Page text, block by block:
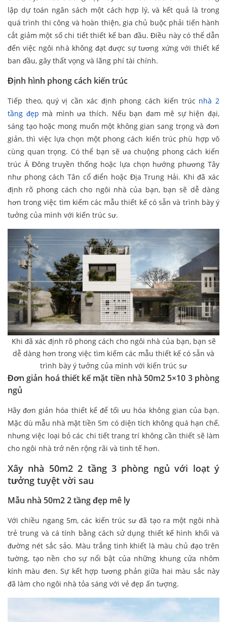
lập dự toán ngân sách một cách hợp lý, và kết quả là trong
quá trình thi công và hoàn thiện, gia chủ buộc phải tiến hành
cắt giảm một số chi tiết thiết kế ban đầu. Điều này có thể dẫn
đến việc ngôi nhà không đạt được sự tương xứng với thiết kế
ban đầu, gây thất vọng và lãng phí tài chính.
Định hình phong cách kiến trúc
Tiếp theo, quý vị cần xác định phong cách kiến trúc nhà 2
tầng đẹp mà mình ưa thích. Nếu bạn đam mê sự hiện đại,
sáng tạo hoặc mong muốn một không gian sang trọng và đơn
giản, thì việc lựa chọn một phong cách kiến trúc phù hợp vô
cùng quan trọng. Có thể bạn sẽ ưa chuộng phong cách kiến
trúc Á Đông truyền thống hoặc lựa chọn hướng phương Tây
như phong cách Tân cổ điển hoặc Địa Trung Hải. Khi đã xác
định rõ phong cách cho ngôi nhà của bạn, bạn sẽ dễ dàng
hơn trong việc tìm kiếm các mẫu thiết kế có sẵn và trình bày ý
tưởng của mình với kiến trúc sư.
Khi đã xác định rõ phong cách cho ngôi nhà của bạn, bạn sẽ
dễ dàng hơn trong việc tìm kiếm các mẫu thiết kế có sẵn và
trình bày ý tưởng của mình với kiến trúc sư
Đơn giản hoá thiết kế mặt tiền nhà 50m2 5×10 3 phòng
ngủ
Hãy đơn giản hóa thiết kế để tối ưu hóa không gian của bạn.
Mặc dù mẫu nhà mặt tiền 5m có diện tích không quá hạn chế,
nhưng việc loại bỏ các chi tiết trang trí không cần thiết sẽ làm
cho ngôi nhà trở nên rộng rãi và tinh tế hơn.
Xây nhà 50m2 2 tầng 3 phòng ngủ với loạt ý
tưởng tuyệt vời sau
Mẫu nhà 50m2 2 tầng đẹp mê ly
Với chiều ngang 5m, các kiến trúc sư đã tạo ra một ngôi nhà
trẻ trung và cá tính bằng cách sử dụng thiết kế hình khối và
đường nét sắc sảo. Màu trắng tinh khiết là màu chủ đạo trên
tường, tạo nền cho sự nổi bật của những khung cửa nhôm
kính màu đen. Sự kết hợp tương phản giữa hai màu sắc này
đã làm cho ngôi nhà tỏa sáng với vẻ đẹp ấn tượng.